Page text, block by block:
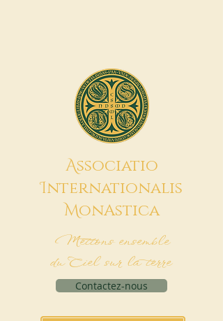
Associatio
Internationalis
MonAstica
Mettons ensemble
du Ciel sur la terre
Contactez-nous